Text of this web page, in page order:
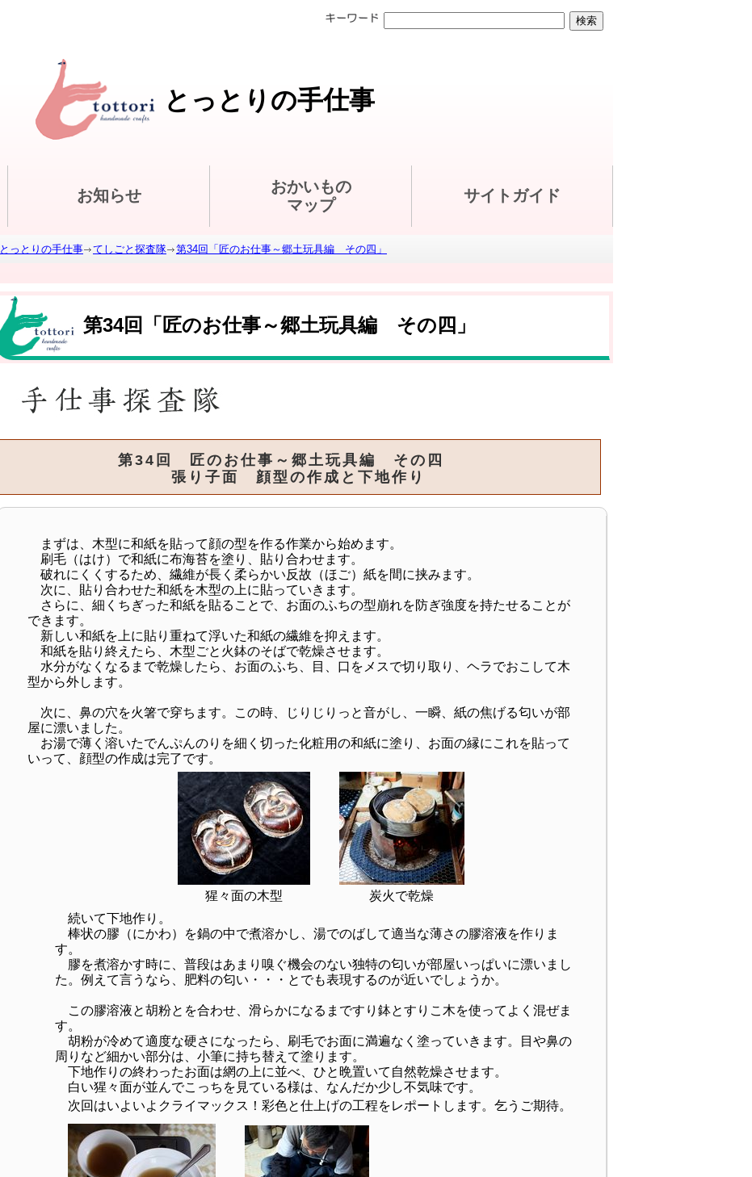
とっとりの手仕事
お知らせ
おかいもの
マップ
サイトガイド
とっとりの手仕事 てしごと探査隊 第34回「匠のお仕事～郷土玩具編 その四」
第34回「匠のお仕事～郷土玩具編 その四」
第34回 匠のお仕事～郷土玩具編 その四
張り子面 顔型の作成と下地作り
まずは、木型に和紙を貼って顔の型を作る作業から始めます。
刷毛（はけ）で和紙に布海苔を塗り、貼り合わせます。
破れにくくするため、繊維が長く柔らかい反故（ほご）紙を間に挟みます。
次に、貼り合わせた和紙を木型の上に貼っていきます。
さらに、細くちぎった和紙を貼ることで、お面のふちの型崩れを防ぎ強度を持たせることが
できます。
新しい和紙を上に貼り重ねて浮いた和紙の繊維を抑えます。
和紙を貼り終えたら、木型ごと火鉢のそばで乾燥させます。
水分がなくなるまで乾燥したら、お面のふち、目、口をメスで切り取り、ヘラでおこして木
型から外します。
次に、鼻の穴を火箸で穿ちます。この時、じりじりっと音がし、一瞬、紙の焦げる匂いが部
屋に漂いました。
お湯で薄く溶いたでんぷんのりを細く切った化粧用の和紙に塗り、お面の縁にこれを貼って
いって、顔型の作成は完了です。
猩々面の木型
炭火で乾燥
続いて下地作り。
棒状の膠（にかわ）を鍋の中で煮溶かし、湯でのばして適当な薄さの膠溶液を作りま
す。
膠を煮溶かす時に、普段はあまり嗅ぐ機会のない独特の匂いが部屋いっぱいに漂いまし
た。例えて言うなら、肥料の匂い・・・とでも表現するのが近いでしょうか。
この膠溶液と胡粉とを合わせ、滑らかになるまですり鉢とすりこ木を使ってよく混ぜま
す。
胡粉が冷めて適度な硬さになったら、刷毛でお面に満遍なく塗っていきます。目や鼻の
周りなど細かい部分は、小筆に持ち替えて塗ります。
下地作りの終わったお面は網の上に並べ、ひと晩置いて自然乾燥させます。
白い猩々面が並んでこっちを見ている様は、なんだか少し不気味です。
次回はいよいよクライマックス！彩色と仕上げの工程をレポートします。乞うご期待。